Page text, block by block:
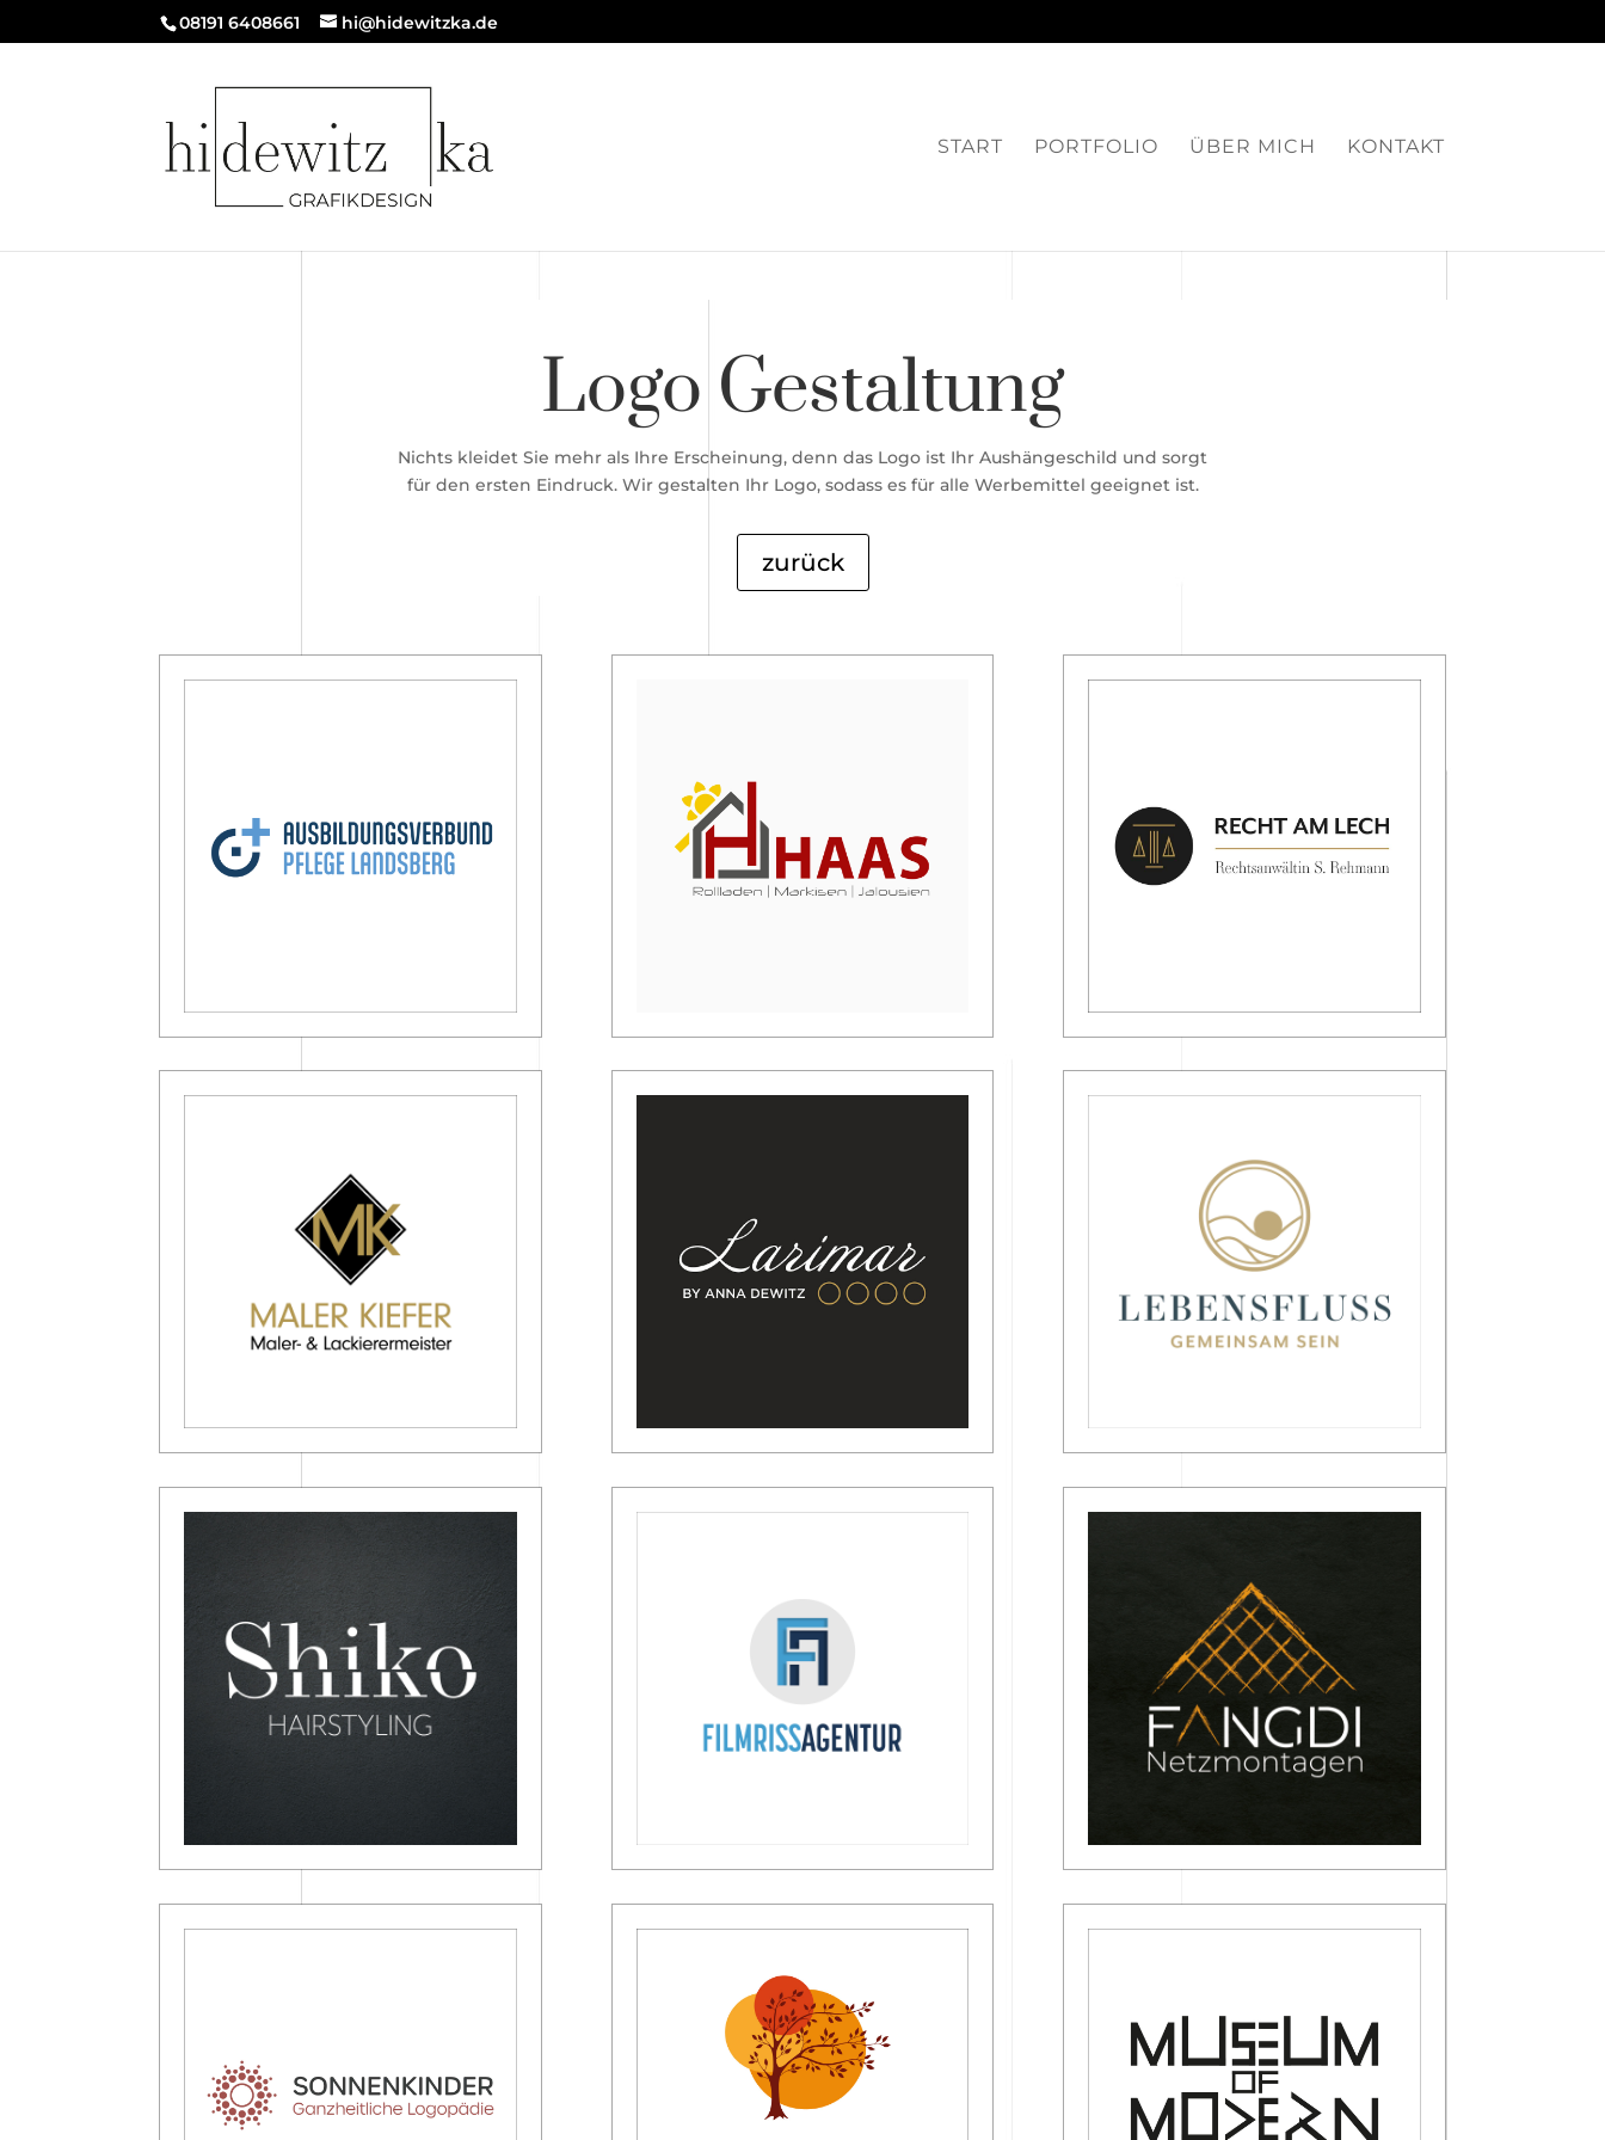
08191 6408661 hi@hidewitzka.de
START PORTFOLIO ÜBER MICH KONTAKT
Logo Gestaltung
Nichts kleidet Sie mehr als Ihre Erscheinung, denn das Logo ist Ihr Aushängeschild und sorgt
für den ersten Eindruck. Wir gestalten Ihr Logo, sodass es für alle Werbemittel geeignet ist.
zurück